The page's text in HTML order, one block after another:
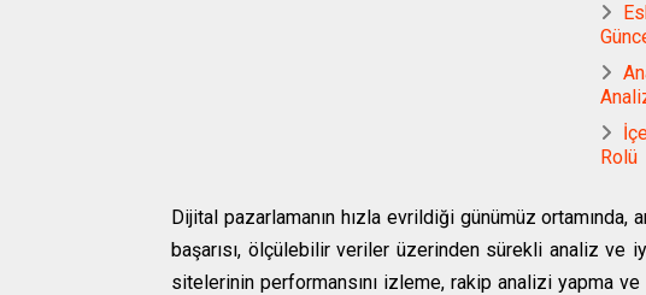
Rolü
Dijital pazarlamanın hızla evrildiği günümüz
başarısı, ölçülebilir veriler üzerinden sürekli analiz ve
sitelerinin performansını izleme, rakip analizi yapma